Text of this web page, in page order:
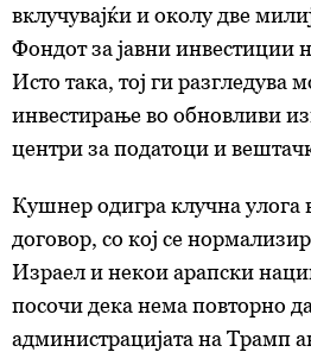
вклучувајќи и околу две
Фондот за јавни инвестиции
Исто така, тој ги разгледува
инвестирање во обновливи
центри за податоци и
Кушнер одигра клучна улога
договор, со кој се
Израел и некои арапски
посочи дека нема повторно
администрацијата на Трамп